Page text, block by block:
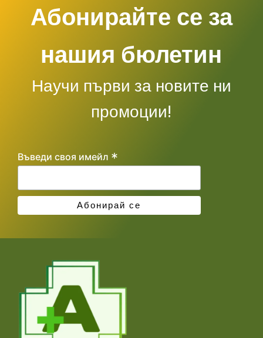
Абонирайте се за
нашия бюлетин
Научи първи за новите ни
промоции!
Въведи своя имейл *